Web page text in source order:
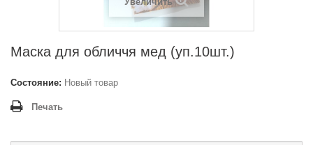
Маска для обличчя мед (уп.10шт.)
Состояние: Новый товар
Печать